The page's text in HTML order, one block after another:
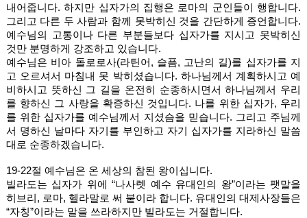
내어줍니다. 하지만 십자가의 집행은 로마의 군인들이 행합니다.
그리고 다른 두 사람과 함께 못박히신 것을 간단하게 증언합니다.
예수님의 고통이나 다른 부분들보다 십자가를 지시고 못박히신
것만 분명하게 강조하고 있습니다.
예수님은 비아 돌로로사(라틴어, 슬픔, 고난의 길)를 십자가를 지
고 오르셔서 마침내 못 박히셨습니다. 하나님께서 계획하시고 예
비하시고 뜻하신 그 길을 온전히 순종하시면서 하나님께서 우리
를 향하신 그 사랑을 확증하신 것입니다. 나를 위한 십자가, 우리
를 위한 십자가를 예수님께서 지셨슴을 믿습니다. 그리고 주님께
서 명하신 날마다 자기를 부인하고 자기 십자가를 지라하신 말씀
대로 순종하겠습니다.
19-22절 예수님은 온 세상의 참된 왕이십니다.
빌라도는 십자가 위에 “나사렛 예수 유대인의 왕”이라는 팻말을
히브리, 로마, 헬라말로 써 붙이라 합니다. 유대인의 대제사장들은
“자칭”이라는 말을 쓰라하지만 빌라도는 거절합니다.